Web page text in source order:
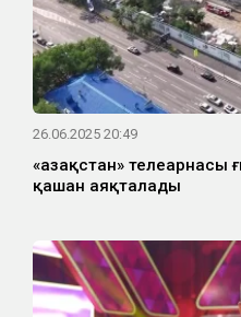
26.06.2025 20:49
«Қазақстан»
қашан аяқталады